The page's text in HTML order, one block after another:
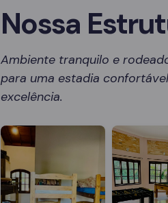
Nossa
Ambiente tranquilo e
para uma estadia
excelência.